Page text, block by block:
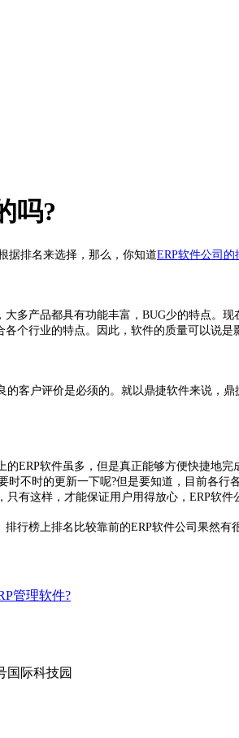
吗?
排名来选择，那么，你知道ERP软件公司的
多产品都具有功能丰富，BUG少的特点。
个行业的特点。因此，软件的质量可以说是
客户评价是必须的。就以鼎捷软件来说，
ERP软件虽多，但是真正能够方便快捷地
不时的更新一下呢?但是要知道，目前各
有这样，才能保证用户用得放心，ERP软件
行榜上排名比较靠前的ERP软件公司果然有
管理软件?
国际科技园